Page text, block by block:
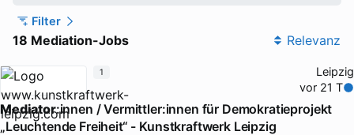
Filter
18 Mediation-Jobs Relevanz
Leipzig
vor 21 T
Mediator:innen / Vermittler:innen für Demokratieprojekt
„Leuchtende Freiheit“ - Kunstkraftwerk Leipzig
1